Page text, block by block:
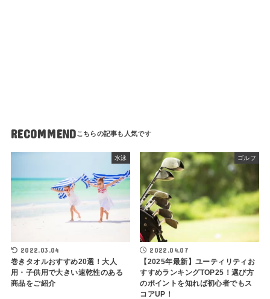
RECOMMEND
水泳
2022.03.04
巻きタオルおすすめ20選！大人
用・子供用で大きい速乾性のある
商品をご紹介
ゴルフ
2022.04.07
【2025年最新】ユーティリティお
すすめランキングTOP25！選び方
のポイントを知れば初心者でもス
コアUP！